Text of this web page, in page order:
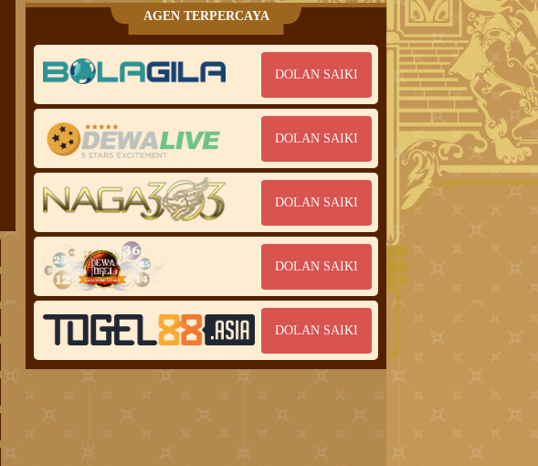
AGEN TERPERCAYA
DOLAN SAIKI
DOLAN SAIKI
DOLAN SAIKI
DOLAN SAIKI
DOLAN SAIKI